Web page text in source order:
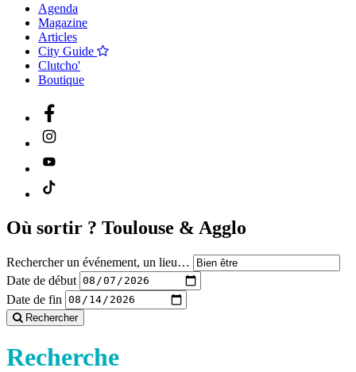
Agenda
Magazine
Articles
City Guide
Clutcho'
Boutique
Où sortir ? Toulouse & Agglo
Rechercher un événement, un lieu…
Date de début
Date de fin
Rechercher
Recherche